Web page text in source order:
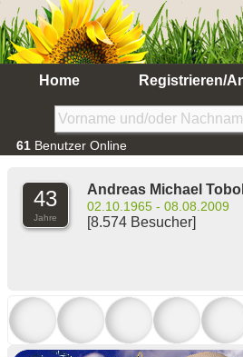
Home Registrieren/
61 Benutzer Online
43
Jahre
Andreas Michael
02.10.1965 - 08.08.2009
[8.574 Besucher]